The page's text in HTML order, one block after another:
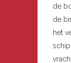
de
de
het